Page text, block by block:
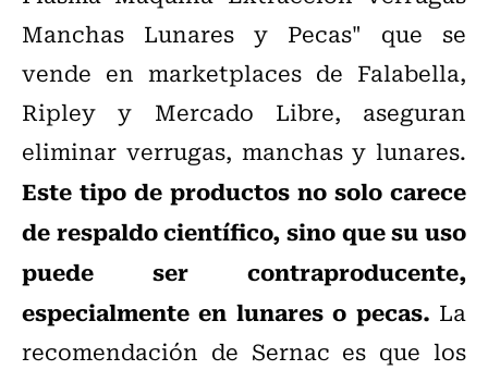
Manchas Lunares y Pecas" que se
vende en marketplaces de Falabella,
Ripley y Mercado Libre, aseguran
eliminar verrugas, manchas y lunares.
Este tipo de productos no solo carece
de respaldo científico, sino que su uso
puede ser contraproducente,
especialmente en lunares o pecas. La
recomendación de Sernac es que los